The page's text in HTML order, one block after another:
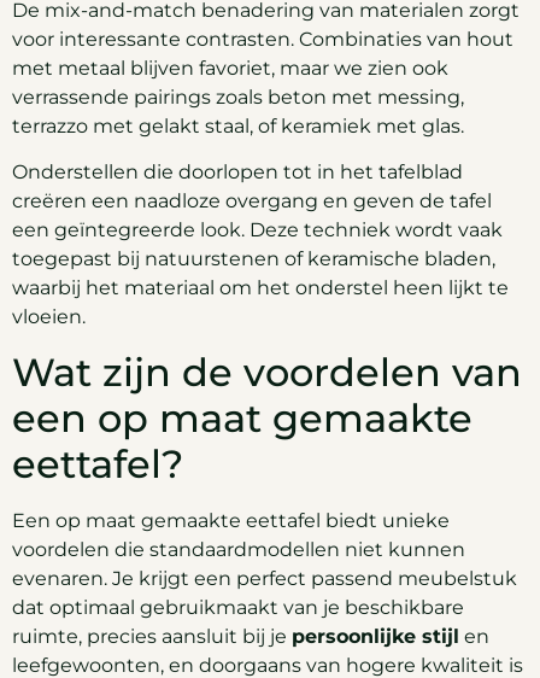
De mix-and-match benadering van materialen zorgt
voor interessante contrasten. Combinaties van hout
met metaal blijven favoriet, maar we zien ook
verrassende pairings zoals beton met messing,
terrazzo met gelakt staal, of keramiek met glas.
Onderstellen die doorlopen tot in het tafelblad
creëren een naadloze overgang en geven de tafel
een geïntegreerde look. Deze techniek wordt vaak
toegepast bij natuurstenen of keramische bladen,
waarbij het materiaal om het onderstel heen lijkt te
vloeien.
Wat zijn de voordelen van
een op maat gemaakte
eettafel?
Een op maat gemaakte eettafel biedt unieke
voordelen die standaardmodellen niet kunnen
evenaren. Je krijgt een perfect passend meubelstuk
dat optimaal gebruikmaakt van je beschikbare
ruimte, precies aansluit bij je persoonlijke stijl en
leefgewoonten, en doorgaans van hogere kwaliteit is